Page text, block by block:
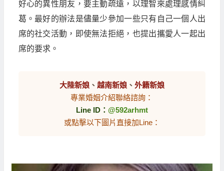
好心的異性朋友，要主動疏遠，以理智來處理感情糾
葛。最好的辦法是儘量少參加一些只有自己一個人出
席的社交活動，即使無法拒絕，也提出攜愛人一起出
席的要求。
大陸新娘、 越南新娘、 外籍新娘
專業婚姻介紹聯絡諮詢：
Line ID： @592arhmt
或點擊以下圖片直接加Line：